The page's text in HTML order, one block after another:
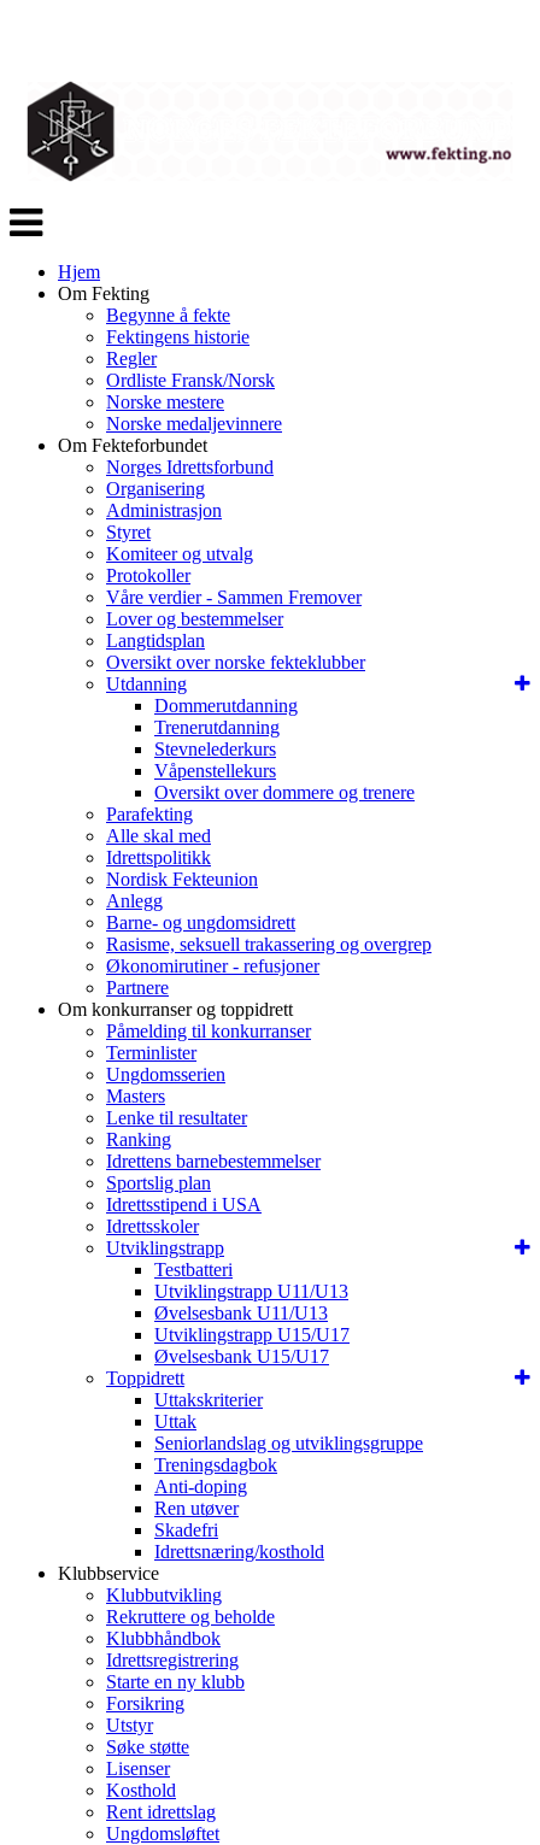
Veksle
navigasjon
Hjem
Om Fekting
Begynne å fekte
Fektingens historie
Regler
Ordliste Fransk/Norsk
Norske mestere
Norske medaljevinnere
Om Fekteforbundet
Norges Idrettsforbund
Organisering
Administrasjon
Styret
Komiteer og utvalg
Protokoller
Våre verdier - Sammen Fremover
Lover og bestemmelser
Langtidsplan
Oversikt over norske fekteklubber
Utdanning
Dommerutdanning
Trenerutdanning
Stevnelederkurs
Våpenstellekurs
Oversikt over dommere og trenere
Parafekting
Alle skal med
Idrettspolitikk
Nordisk Fekteunion
Anlegg
Barne- og ungdomsidrett
Rasisme, seksuell trakassering og overgrep
Økonomirutiner - refusjoner
Partnere
Om konkurranser og toppidrett
Påmelding til konkurranser
Terminlister
Ungdomsserien
Masters
Lenke til resultater
Ranking
Idrettens barnebestemmelser
Sportslig plan
Idrettsstipend i USA
Idrettsskoler
Utviklingstrapp
Testbatteri
Utviklingstrapp U11/U13
Øvelsesbank U11/U13
Utviklingstrapp U15/U17
Øvelsesbank U15/U17
Toppidrett
Uttakskriterier
Uttak
Seniorlandslag og utviklingsgruppe
Treningsdagbok
Anti-doping
Ren utøver
Skadefri
Idrettsnæring/kosthold
Klubbservice
Klubbutvikling
Rekruttere og beholde
Klubbhåndbok
Idrettsregistrering
Starte en ny klubb
Forsikring
Utstyr
Søke støtte
Lisenser
Kosthold
Rent idrettslag
Ungdomsløftet